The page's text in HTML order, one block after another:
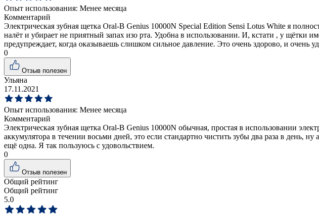
Опыт использования: Менее месяца
Комментарий
Электрическая зубная щетка Oral-B Genius 10000N Special Edition Sensi Lotus White я
налёт и убирает не приятный запах изо рта. Удобна в использовании. И, кстати , у щётки
предупреждает, когда оказываешь слишком сильное давление. Это очень здорово, и очень
0
Отзыв полезен
Ульяна
17.11.2021
Опыт использования: Менее месяца
Комментарий
Электрическая зубная щетка Oral-B Genius 10000N обычная, простая в использовании
аккумулятора в течении восьми дней, это если стандартно чистить зубы два раза в день,
ещё одна. Я так пользуюсь с удовольствием.
0
Отзыв полезен
Общий рейтинг
Общий рейтинг
5.0